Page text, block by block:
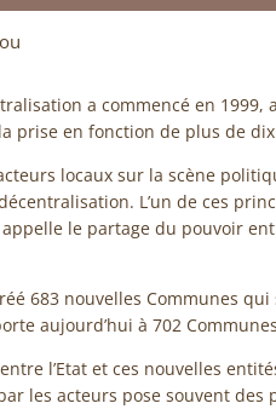
a commencé en 1999,
prise en fonction de plus de
locaux sur la scène
L’un de ces
le partage du pouvoir
683 nouvelles Communes qui
aujourd’hui à 702
l’Etat et ces nouvelles
les acteurs pose souvent des